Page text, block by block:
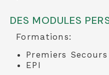
DES MODULES
Formations:
Premiers
EPI